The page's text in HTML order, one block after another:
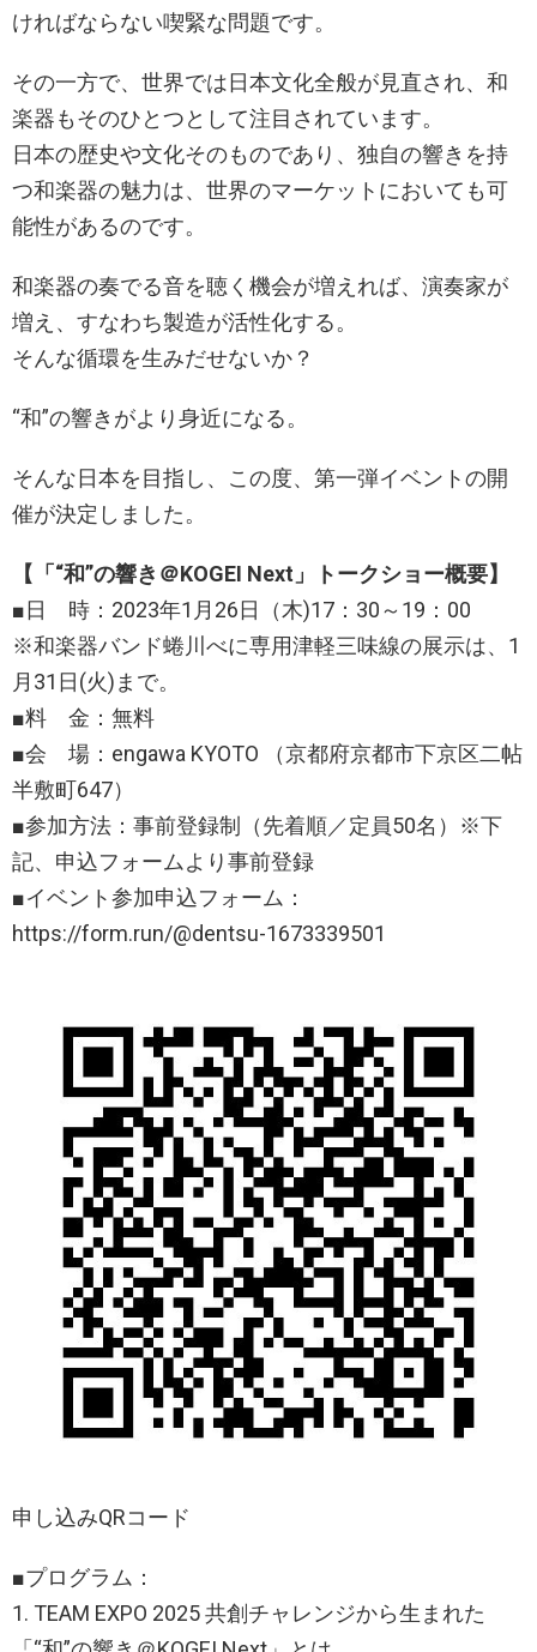
ければならない喫緊な問題です。
その一方で、世界では日本文化全般が見直され、和
楽器もそのひとつとして注目されています。
日本の歴史や文化そのものであり、独自の響きを持
つ和楽器の魅力は、世界のマーケットにおいても可
能性があるのです。
和楽器の奏でる音を聴く機会が増えれば、演奏家が
増え、すなわち製造が活性化する。
そんな循環を生みだせないか？
“和”の響きがより身近になる。
そんな日本を目指し、この度、第一弾イベントの開
催が決定しました。
【「“和”の響き＠KOGEI Next」 トークショー概要】
■日 時：2023年1月26日（木)17：30～19：00
※和楽器バンド蜷川べに専用津軽三味線の展示は、1
月31日(火)まで。
■料 金：無料
■会 場：engawa KYOTO （京都府京都市下京区二帖
半敷町647）
■参加方法：事前登録制（先着順／定員50名）※下
記、申込フォームより事前登録
■イベント参加申込フォーム：
https://form.run/@dentsu-1673339501
申し込みQRコード
■プログラム：
1. TEAM EXPO 2025 共創チャレンジから生まれた